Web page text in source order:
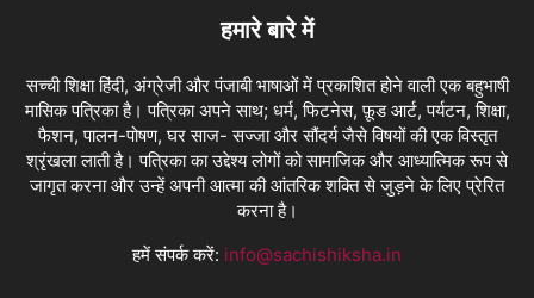
हमारे बारे में
सच्ची शिक्षा हिंदी, अंग्रेजी और पंजाबी भाषाओं में प्रकाशित होने वाली एक बहुभाषी
मासिक पत्रिका है। पत्रिका अपने साथ; धर्म, फिटनेस, फ़ूड आर्ट, पर्यटन, शिक्षा,
फैशन, पालन-पोषण, घर साज- सज्जा और सौंदर्य जैसे विषयों की एक विस्तृत
श्रृंखला लाती है। पत्रिका का उद्देश्य लोगों को सामाजिक और आध्यात्मिक रूप से
जागृत करना और उन्हें अपनी आत्मा की आंतरिक शक्ति से जुड़ने के लिए प्रेरित
करना है।
हमें संपर्क करें: info@sachishiksha.in